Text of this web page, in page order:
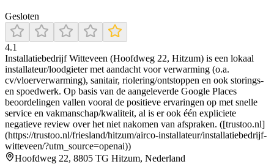
Gesloten
4.1
Installatiebedrijf Witteveen (Hoofdweg 22, Hitzum) is een lokaal
installateur/loodgieter met aandacht voor verwarming (o.a.
cv/vloerverwarming), sanitair, riolering/ontstoppen en ook storings-
en spoedwerk. Op basis van de aangeleverde Google Places
beoordelingen vallen vooral de positieve ervaringen op met snelle
service en vakmanschap/kwaliteit, al is er ook één expliciete
negatieve review over het niet nakomen van afspraken. ([trustoo.nl]
(https://trustoo.nl/friesland/hitzum/airco-installateur/installatiebedrijf-
witteveen/?utm_source=openai))
Hoofdweg 22, 8805 TG Hitzum, Nederland